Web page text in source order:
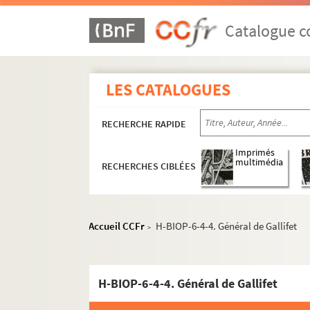
Catalogue
LES CATALOGUES
RECHERCHE RAPIDE
RECHERCHES CIBLÉES
Imprimés
multimédia
Accueil CCFr > H-BIOP-6-4-4. Général de Gallifet
H-BIOP-6-4-4. Général de Gallifet